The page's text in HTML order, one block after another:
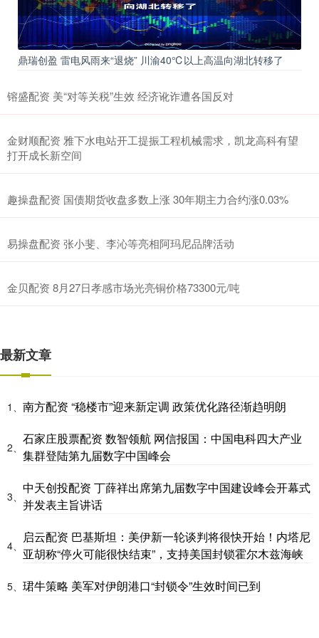
鼎瑞创盈 雷电风雨来“退烧” 川渝40℃以上高温向湖北转移了
镕盛配资 美“对等关税”生效 经济讹诈遭各国反对
金财顺配资 雅下水电站开工提振工程机械需求，凯龙高科有望
打开成长新空间
趣操盘配资 国债期货收盘多数上涨 30年期主力合约涨0.03%
易操盘配资 张小斐、李沁等亮相阿玛尼品牌活动
金贝配资 8月27日孝感市场光亮铜价格73300元/吨
最新文章
1、 南方配资 “稳楼市”迎来新定调 政策优化路径渐趋明朗
2、
石家庄股票配资 数智领航 网信报国：中国电科四大产业
集群登陆第九届数字中国峰会
3、
中天创投配资 丁薛祥出席第九届数字中国建设峰会开幕式
并发表主旨讲话
4、
启云配资 巴基斯坦：美伊新一轮谈判将很快开始！内塔尼
亚胡称“停火可能很快结束”，支持美国封锁霍尔木兹海峡
5、 珺牛策略 美军对伊朗港口“封锁令”生效时间已到